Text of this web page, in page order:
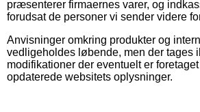
præsenterer firmaernes varer, og
forudsat de personer vi sender videre
Anvisninger omkring produkter og
vedligeholdes løbende, men der tages
modifikationer der eventuelt er
opdaterede websitets oplysninger.